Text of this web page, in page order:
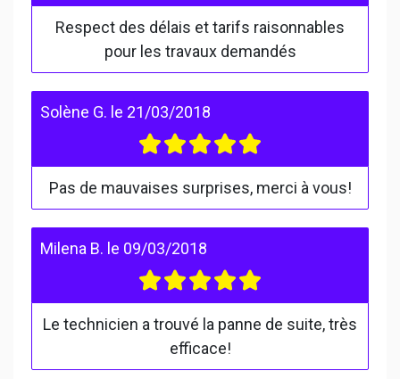
Respect des délais et tarifs raisonnables
pour les travaux demandés
Solène G. le 21/03/2018
Pas de mauvaises surprises, merci à vous!
Milena B. le 09/03/2018
Le technicien a trouvé la panne de suite, très
efficace!